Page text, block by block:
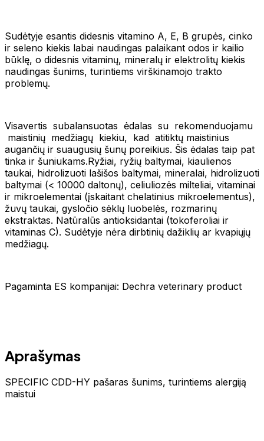
Sudėtyje esantis didesnis vitamino A, E, B grupės, cinko
ir seleno kiekis labai naudingas palaikant odos ir kailio
būklę, o didesnis vitaminų, mineralų ir elektrolitų kiekis
naudingas šunims, turintiems virškinamojo trakto
problemų.
Visavertis subalansuotas ėdalas su rekomenduojamu
maistinių medžiagų kiekiu, kad atitiktų maistinius
augančių ir suaugusių šunų poreikius. Šis ėdalas taip pat
tinka ir šuniukams.Ryžiai, ryžių baltymai, kiaulienos
taukai, hidrolizuoti lašišos baltymai, mineralai, hidrolizuoti
baltymai (< 10000 daltonų), celiuliozės milteliai, vitaminai
ir mikroelementai (įskaitant chelatinius mikroelementus),
žuvų taukai, gysločio sėklų luobelės, rozmarinų
ekstraktas. Natūralūs antioksidantai (tokoferoliai ir
vitaminas C). Sudėtyje nėra dirbtinių dažiklių ar kvapiųjų
medžiagų.
Pagaminta ES kompanijai: Dechra veterinary product
Aprašymas
SPECIFIC CDD-HY pašaras šunims, turintiems alergiją
maistui